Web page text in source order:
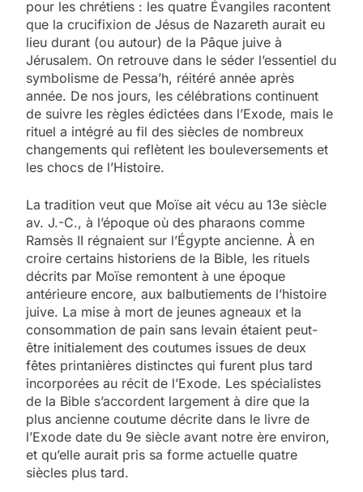
pour les chrétiens : les quatre Évangiles racontent
que la crucifixion de Jésus de Nazareth aurait eu
lieu durant (ou autour) de la Pâque juive à
Jérusalem. On retrouve dans le séder l’essentiel du
symbolisme de Pessa’h, réitéré année après
année. De nos jours, les célébrations continuent
de suivre les règles édictées dans l’Exode, mais le
rituel a intégré au fil des siècles de nombreux
changements qui reflètent les bouleversements et
les chocs de l’Histoire.
La tradition veut que Moïse ait vécu au 13e siècle
av. J.-C., à l’époque où des pharaons comme
Ramsès II régnaient sur l’Égypte ancienne. À en
croire certains historiens de la Bible, les rituels
décrits par Moïse remontent à une époque
antérieure encore, aux balbutiements de l’histoire
juive. La mise à mort de jeunes agneaux et la
consommation de pain sans levain étaient peut-
être initialement des coutumes issues de deux
fêtes printanières distinctes qui furent plus tard
incorporées au récit de l’Exode. Les spécialistes
de la Bible s’accordent largement à dire que la
plus ancienne coutume décrite dans le livre de
l’Exode date du 9e siècle avant notre ère environ,
et qu’elle aurait pris sa forme actuelle quatre
siècles plus tard.